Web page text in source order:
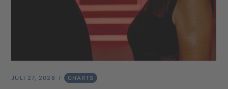
JULI 27, 2026 CHARTS